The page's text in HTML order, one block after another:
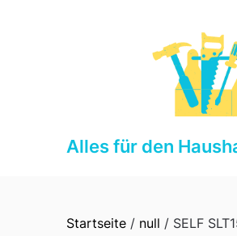
Alles für den
Startseite / null / SELF